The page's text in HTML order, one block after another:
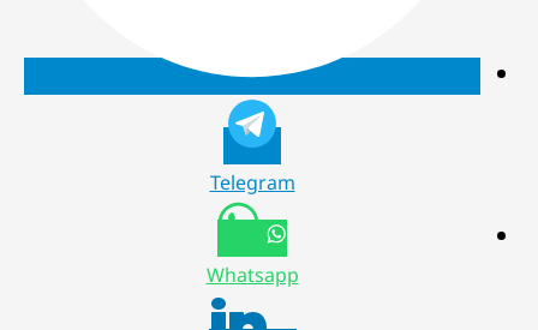
Telegram
Whatsapp